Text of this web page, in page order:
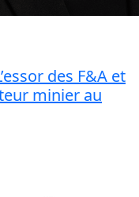
des F&A et
minier au